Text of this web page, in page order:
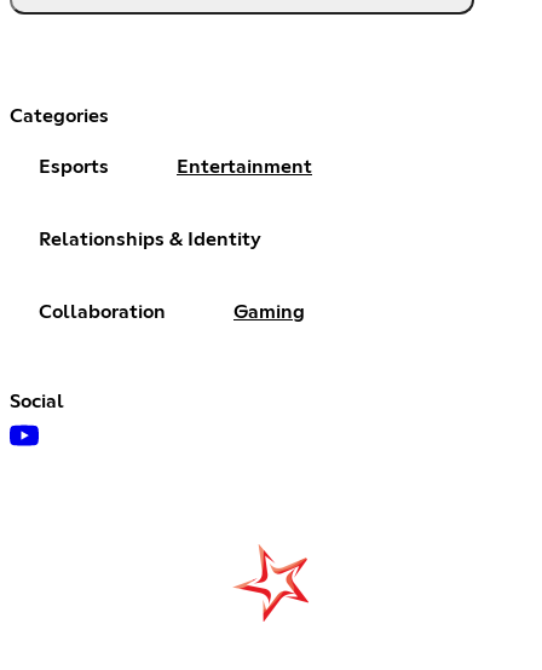
Categories
Esports Entertainment
Relationships & Identity
Collaboration Gaming
Social